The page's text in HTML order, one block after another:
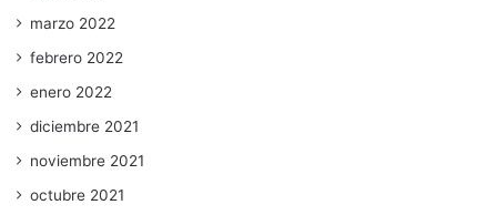
marzo 2022
febrero 2022
enero 2022
diciembre 2021
noviembre 2021
octubre 2021